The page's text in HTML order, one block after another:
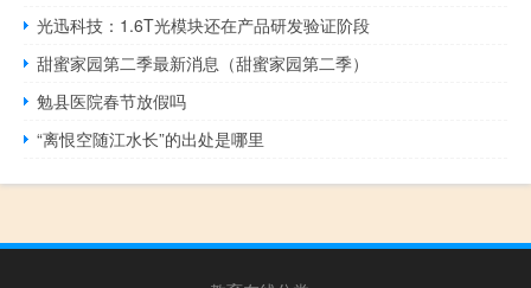
光迅科技：1.6T光模块还在产品研发验证阶段
甜蜜家园第二季最新消息（甜蜜家园第二季）
勉县医院春节放假吗
“离恨空随江水长”的出处是哪里